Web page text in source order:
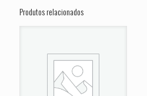
1000 ANO 2015 2016
O seu endereço de e-mail não será
obrigatórios são marcados com
Sua avaliação
Produtos relacionados